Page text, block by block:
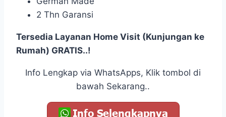
2 Thn Garansi
Tersedia Layanan Home Visit (Kunjungan ke
Rumah) GRATIS..!
Info Lengkap via WhatsApps, Klik tombol di
bawah Sekarang..